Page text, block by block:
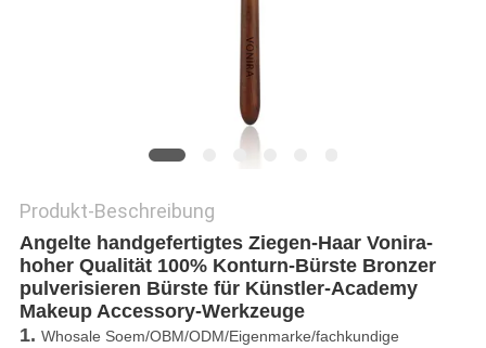
Produkt-Beschreibung
Angelte handgefertigtes Ziegen-Haar Vonira-
hoher Qualität 100% Konturn-Bürste Bronzer
pulverisieren Bürste für Künstler-Academy
Makeup Accessory-Werkzeuge
1. Whosale Soem/OBM/ODM/Eigenmarke/fachkundige